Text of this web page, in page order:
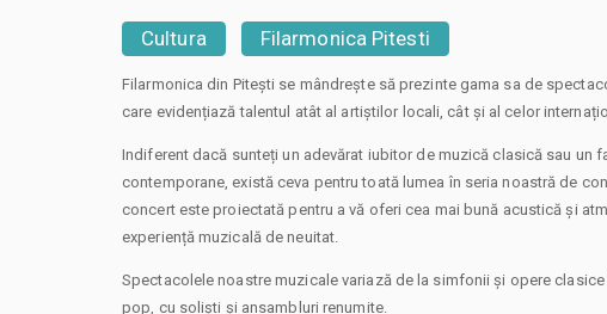
Cultura Filarmonica Pitesti
Filarmonica din Pitești se mândrește să prezinte gama sa de
care evidențiază talentul atât al artiștilor locali, cât și al celor
Indiferent dacă sunteți un adevărat iubitor de muzică clasică sau un
contemporane, există ceva pentru toată lumea în seria noastră de
concert este proiectată pentru a vă oferi cea mai bună acustică și
experiență muzicală de neuitat.
Spectacolele noastre muzicale variază de la simfonii și opere
pop, cu soliști și ansambluri renumite.